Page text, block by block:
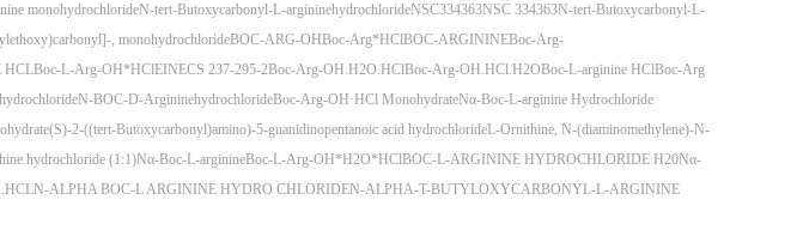
monohydrochlorideN-tert-Butoxycarbonyl-L-argininehydrochlorideNSC334363NSC 334363N-tert-Butoxycarbonyl-L-
, monohydrochlorideBOC-ARG-OHBoc-Arg*HClBOC-ARGININEBoc-Arg-
HCLBoc-L-Arg-OH*HClEINECS 237-295-2Boc-Arg-OH.H2O.HClBoc-Arg-OH.HCl.H2OBoc-L-arginine HClBoc-Arg
N-BOC-D-ArgininehydrochlorideBoc-Arg-OH·HCl MonohydrateNα-Boc-L-arginine Hydrochloride
(S)-2-((tert-Butoxycarbonyl)amino)-5-guanidinopentanoic acid hydrochlorideL-Ornithine, N-(diaminomethylene)-N-
hydrochloride (1:1)Nα-Boc-L-arginineBoc-L-Arg-OH*H2O*HClBOC-L-ARGININE HYDROCHLORIDE H20Nα-
ALPHA BOC-L ARGININE HYDRO CHLORIDEN-ALPHA-T-BUTYLOXYCARBONYL-L-ARGININE